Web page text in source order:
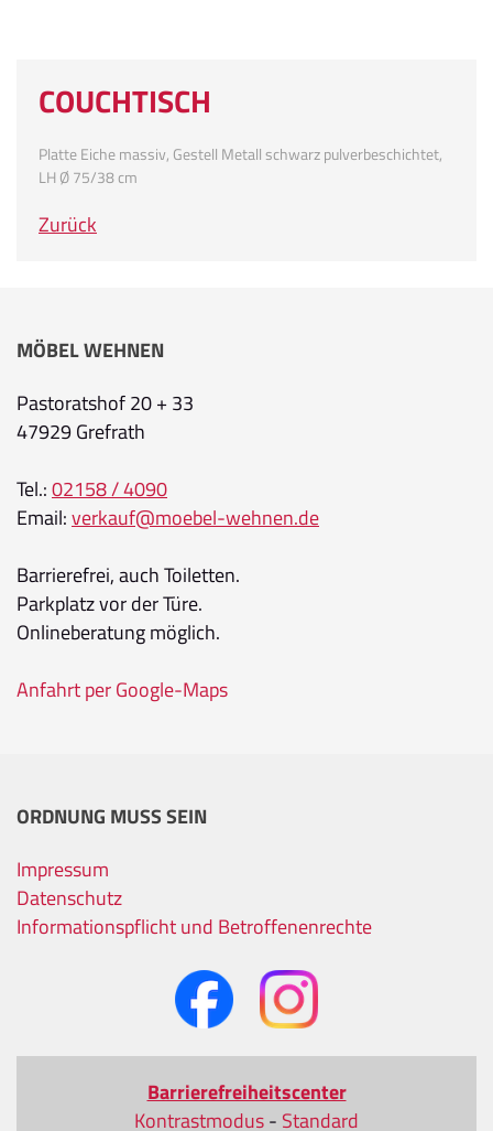
COUCHTISCH
Platte Eiche massiv, Gestell Metall schwarz pulverbeschichtet,
LH Ø 75/38 cm
Zurück
MÖBEL WEHNEN
Pastoratshof 20 + 33
47929 Grefrath
Tel.:02158 / 4090
Email:verkauf@moebel-wehnen.de
Barrierefrei, auch Toiletten.
Parkplatz vor der Türe.
Onlineberatung möglich.
Anfahrt per Google-Maps
ORDNUNG MUSS SEIN
Impressum
Datenschutz
Informationspflicht und Betroffenenrechte
Barrierefreiheitscenter
Kontrastmodus- Standard